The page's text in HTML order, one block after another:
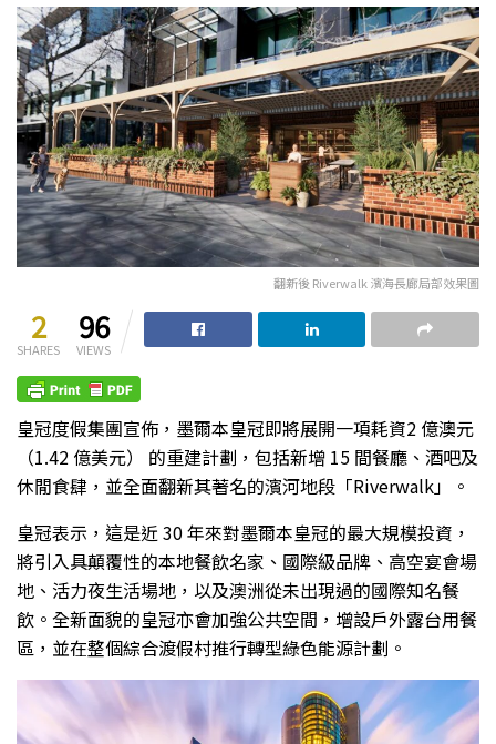
翻新後 Riverwalk 濱海長廊局部效果圖
2
SHARES
96
VIEWS
皇冠度假集團宣佈，墨爾本皇冠即將展開一項耗資2 億澳元
（1.42 億美元） 的重建計劃，包括新增 15 間餐廳、酒吧及
休閒食肆，並全面翻新其著名的濱河地段「Riverwalk」。
皇冠表示，這是近 30 年來對墨爾本皇冠的最大規模投資，
將引入具顛覆性的本地餐飲名家、國際級品牌、高空宴會場
地、活力夜生活場地，以及澳洲從未出現過的國際知名餐
飲。全新面貌的皇冠亦會加強公共空間，增設戶外露台用餐
區，並在整個綜合渡假村推行轉型綠色能源計劃。